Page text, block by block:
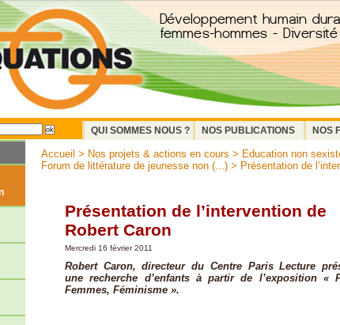
QUI SOMMES NOUS ? NOS PUBLICATIONS NOS
Accueil > Nos projets & actions en cours > Education non
Forum de littérature de jeunesse non (...) > Présentation de
Présentation de l’intervention de
Robert Caron
Mercredi 16 février 2011
Robert Caron, directeur du Centre Paris Lecture
une recherche d’enfants à partir de l’exposition «
Femmes, Féminisme ».